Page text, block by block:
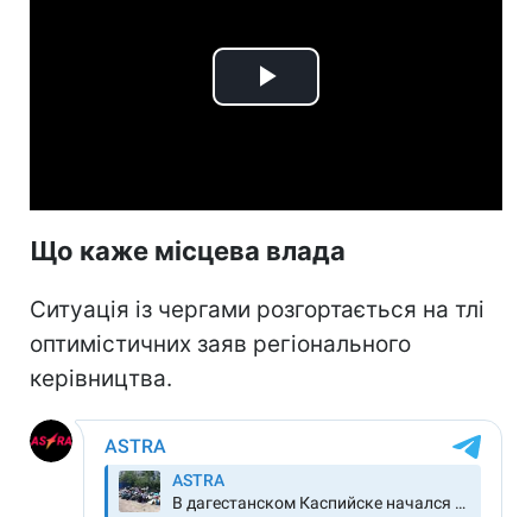
Play
Що каже місцева влада
Ситуація із чергами розгортається на тлі
оптимістичних заяв регіонального
керівництва.